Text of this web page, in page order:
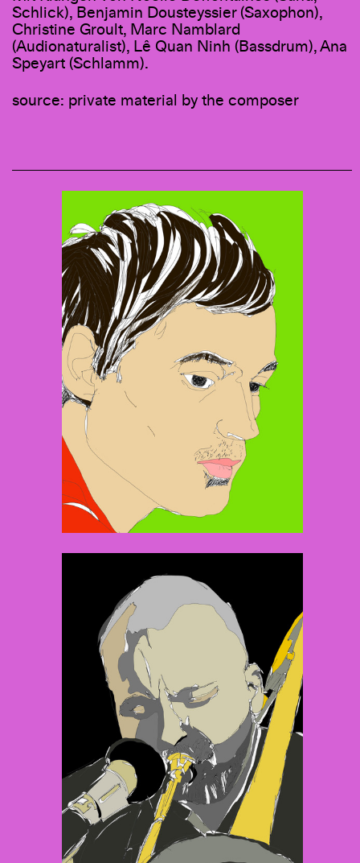
Schlick), Benjamin Dousteyssier (Saxophon),
Christine Groult, Marc Namblard
(Audionaturalist), Lê Quan Ninh (Bassdrum), Ana
Speyart (Schlamm).
source: private material by the composer